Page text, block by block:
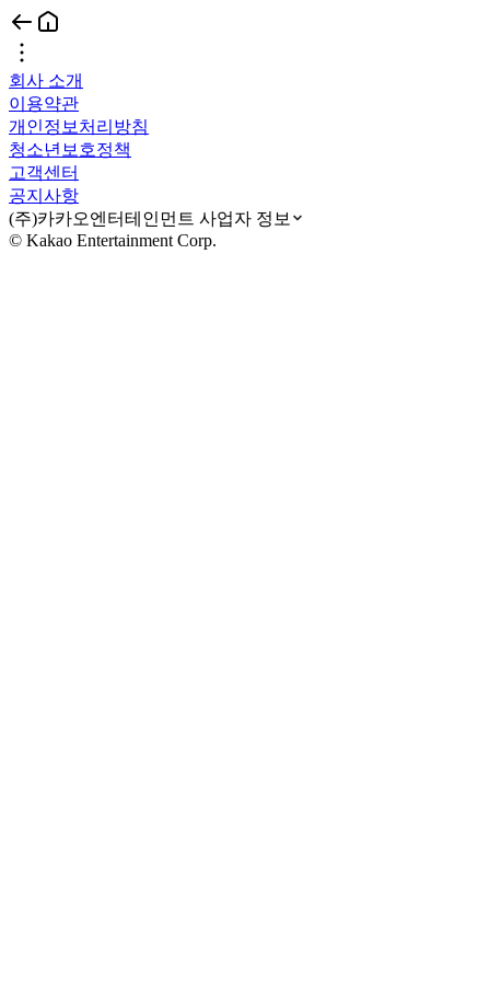
회사 소개
이용약관
개인정보처리방침
청소년보호정책
고객센터
공지사항
(주)카카오엔터테인먼트 사업자 정보
© Kakao Entertainment Corp.